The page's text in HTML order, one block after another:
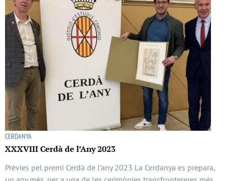
CERDANYA
XXXVIII Cerdà de l’Any 2023
Prèvies pel premi Cerdà de l’any 2023 La Cerdanya es prepara,